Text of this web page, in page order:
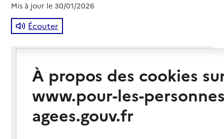
Mis à jour le 30/01/2026
Écouter
Partager cette page
ImprimerPartager par email
Partager sur Facebook
Partager sur XPartager sur Linkedin
Si vous souhaitez partager sur Facebook, LinkedIn, X et
À propos des cookies
www.pour-les-
agees.gouv.fr